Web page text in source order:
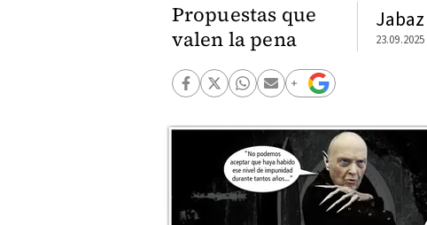
Propuestas que
valen la pena
Jabaz
23.09.2025